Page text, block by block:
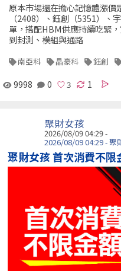
原本市場還在擔心記憶體漲
（2408）、鈺創（5351）、
單，搭配HBM供應持續吃緊
到封測、模組與通路
南亞科 晶豪科 鈺創
9998 0 1
聚財女孩
2026/08/09 04:29 -
2026/08/09 04:29 - 聚
聚財女孩 首次消費不限